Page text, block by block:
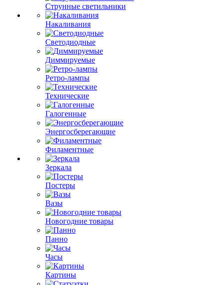
Струнные светильники
Накаливания
Светодиодные
Диммируемые
Ретро-лампы
Технические
Галогенные
Энергосберегающие
Филаментные
Зеркала
Постеры
Вазы
Новогодние товары
Панно
Часы
Картины